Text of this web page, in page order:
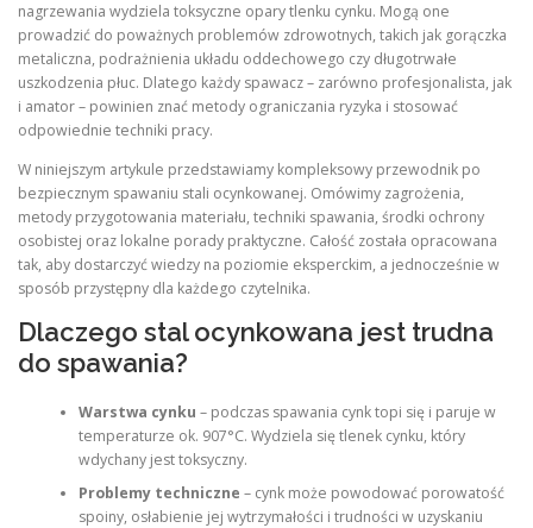
nagrzewania wydziela toksyczne opary tlenku cynku. Mogą one
prowadzić do poważnych problemów zdrowotnych, takich jak gorączka
metaliczna, podrażnienia układu oddechowego czy długotrwałe
uszkodzenia płuc. Dlatego każdy spawacz – zarówno profesjonalista, jak
i amator – powinien znać metody ograniczania ryzyka i stosować
odpowiednie techniki pracy.
W niniejszym artykule przedstawiamy kompleksowy przewodnik po
bezpiecznym spawaniu stali ocynkowanej. Omówimy zagrożenia,
metody przygotowania materiału, techniki spawania, środki ochrony
osobistej oraz lokalne porady praktyczne. Całość została opracowana
tak, aby dostarczyć wiedzy na poziomie eksperckim, a jednocześnie w
sposób przystępny dla każdego czytelnika.
Dlaczego stal ocynkowana jest trudna
do spawania?
Warstwa cynku – podczas spawania cynk topi się i paruje w
temperaturze ok. 907°C. Wydziela się tlenek cynku, który
wdychany jest toksyczny.
Problemy techniczne – cynk może powodować porowatość
spoiny, osłabienie jej wytrzymałości i trudności w uzyskaniu